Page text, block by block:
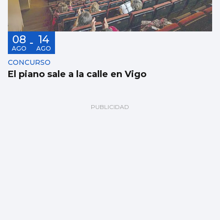
08
AGO - 14
AGO
CONCURSO
El piano sale a la calle en Vigo